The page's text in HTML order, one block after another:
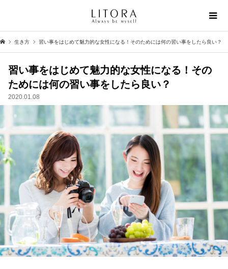
生き方 習い事をはじめて魅力的な女性になる！そのためには何の習い事をしたら良い？
習い事をはじめて魅力的な女性になる！その
ためには何の習い事をしたら良い？
2020.01.08